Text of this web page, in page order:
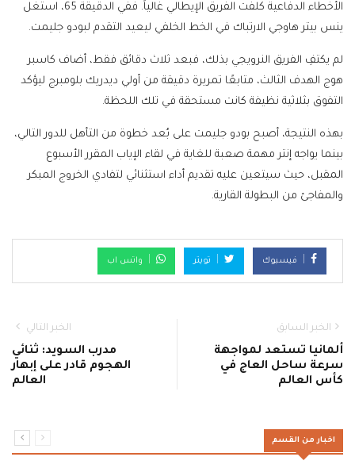
الأخطاء الدفاعية كلفت الفريق الإيطالي غالياً. ففي الدقيقة 65، استغل
ينس بيتر هاوجي الارتباك في الخط الخلفي ليعيد التقدم لبودو جليمت.
لم يكتفِ الفريق النرويجي بذلك، فبعد ثلاث دقائق فقط، أضاف كاسبر
هوج الهدف الثالث، متابعًا تمريرة دقيقة من أولي ديدريك بلومبرج ليؤكد
التفوق بثلاثية نظيفة كانت مستحقة في تلك اللحظة.
بهذه النتيجة، أصبح بودو جليمت على بُعد خطوة من التأهل للدور التالي،
بينما يواجه إنتر مهمة صعبة للغاية في لقاء الإياب المقرر الأسبوع
المقبل، حيث سيتعين عليه تقديم أداء استثنائي لتفادي الخروج المبكر
والمفاجئ من البطولة القارية.
فيسبوك تويتر واتس اب
الخبر السابق
ألمانيا تستعد لمواجهة
سرعة ساحل العاج في
كأس العالم
الخبر التالي
مدرب السويد: ثنائي
الهجوم قادر على إبهار
العالم
اخبار من القسم